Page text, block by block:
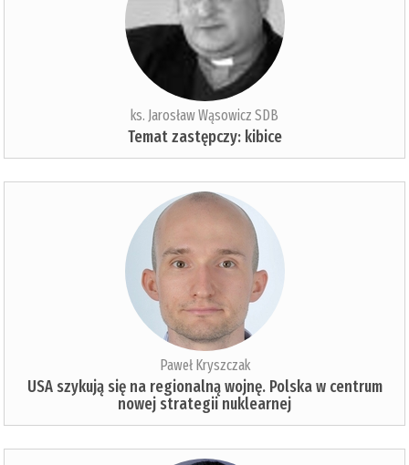
ks. Jarosław Wąsowicz SDB
Temat zastępczy: kibice
Paweł Kryszczak
USA szykują się na regionalną wojnę. Polska w centrum
nowej strategii nuklearnej